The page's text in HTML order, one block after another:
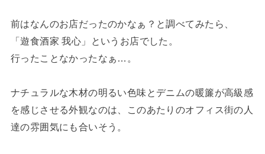
前はなんのお店だったのかなぁ？と調べてみたら、
「遊食酒家 我心」というお店でした。
行ったことなかったなぁ…。
ナチュラルな木材の明るい色味とデニムの暖簾が高級感
を感じさせる外観なのは、このあたりのオフィス街の人
達の雰囲気にも合いそう。